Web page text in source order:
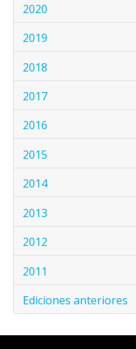
2020
2019
2018
2017
2016
2015
2014
2013
2012
2011
Ediciones anteriores